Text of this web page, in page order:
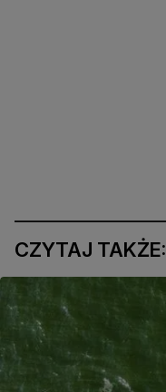
CZYTAJ TAKŻE: